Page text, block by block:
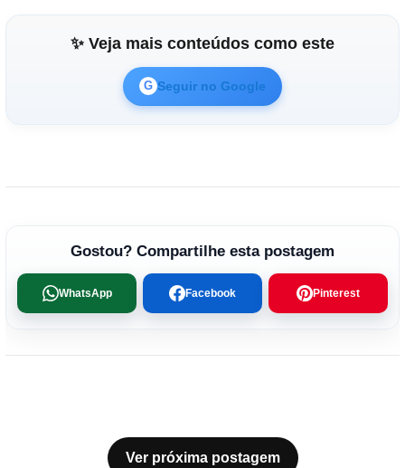
✨ Veja mais conteúdos como este
G Seguir no Google
Gostou? Compartilhe esta postagem
WhatsApp Facebook Pinterest
Ver próxima postagem